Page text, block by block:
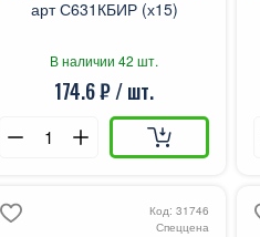
арт С631КБИР (х15)
В наличии 42 шт.
174.6 ₽ / шт.
Код: 31746
Спеццена